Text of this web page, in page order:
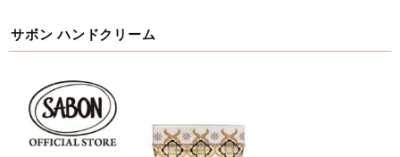
サボン ハンドクリーム